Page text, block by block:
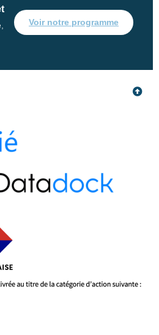
Voir notre programme